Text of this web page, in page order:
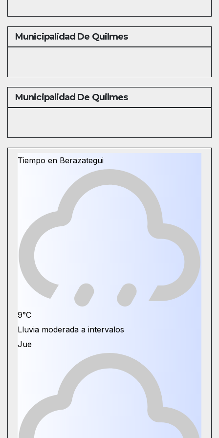
Municipalidad De Quilmes
Municipalidad De Quilmes
Tiempo en Berazategui
9°C
Lluvia moderada a intervalos
Jue